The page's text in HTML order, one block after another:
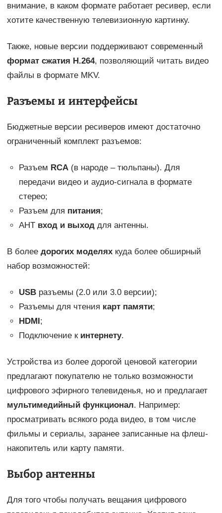
внимание, в каком формате работает ресивер, если
хотите качественную телевизионную картинку.
Также, новые версии поддерживают современный
формат сжатия H.264, позволяющий читать видео
файлы в формате MKV.
Разъемы и интерфейсы
Бюджетные версии ресиверов имеют достаточно
ограниченный комплект разъемов:
Разъем RCA(в народе – тюльпаны). Для
передачи видео и аудио-сигнала в формате
стерео;
Разъем для питания;
AHT вход и выходдля антенны.
В более дорогих моделяхкуда более обширный
набор возможностей:
USBразъемы (2.0 или 3.0 версии);
Разъемы для чтения карт памяти;
HDMI;
Подключение к интернету.
Устройства из более дорогой ценовой категории
предлагают покупателю не только возможности
цифрового эфирного телевиденья, но и предлагает
мультимедийный функционал. Например:
просматривать всякого рода видео, в том числе
фильмы и сериалы, заранее записанные на флеш-
накопитель или карту памяти.
Выбор антенны
Для того чтобы получать вещания цифрового